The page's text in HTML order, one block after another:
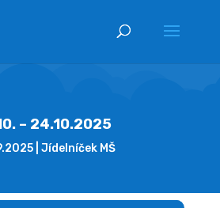
– 24.10.2025
Jídelníček MŠ